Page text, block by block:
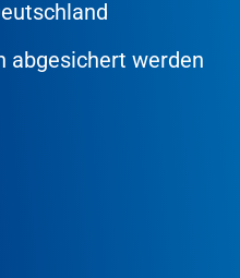
abgesichert werden